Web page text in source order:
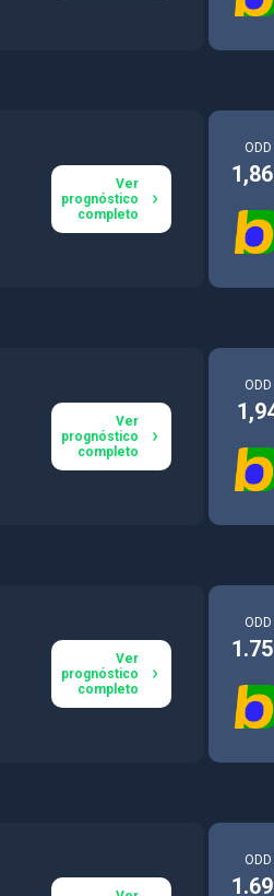
Ver
prognóstico
completo
ODD
Ver
prognóstico
completo
ODD
Ver
prognóstico
completo
ODD
ODD